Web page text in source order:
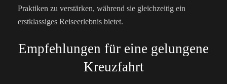
Praktiken zu verstärken, während sie gleichzeitig ein
erstklassiges Reiseerlebnis bietet.
Empfehlungen für eine gelungene
Kreuzfahrt